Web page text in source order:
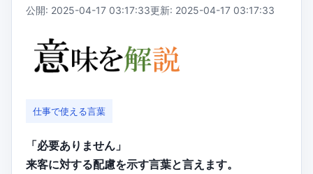
公開: 2025-04-17 03:17:33更新: 2025-04-17 03:17:33
仕事で使える言葉
「必要ありません」
来客に対する配慮を示す言葉と言えます。